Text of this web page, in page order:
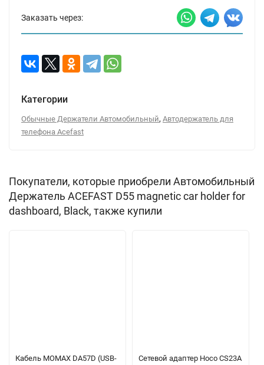
Заказать через:
Категории
Обычные Держатели Автомобильный, Автодержатель для
телефона Acefast
Покупатели, которые приобрели Автомобильный
Держатель ACEFAST D55 magnetic car holder for
dashboard, Black, также купили
Кабель MOMAX DA57D (USB-
Сетевой адаптер Hoco CS23A